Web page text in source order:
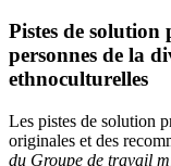
Pistes de
personnes de la
ethnoculturelles
Les pistes de solution
originales et des
du Groupe de travail